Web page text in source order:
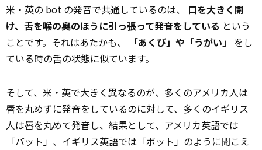
米・英の bot の発音で共通しているのは、 口を大きく開
け、舌を喉の奥のほうに引っ張って発音をしている という
ことです。それはあたかも、
「あくび」や「うがい」
をし
ている時の舌の状態に似ています。
そして、米・英で大きく異なるのが、多くのアメリカ人は
唇を丸めずに発音をしているのに対して、多くのイギリス
人は唇を丸めて発音し、結果として、アメリカ英語では
「バット」、イギリス英語では「ボット」のように聞こえ